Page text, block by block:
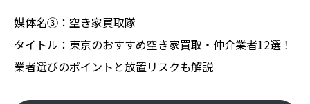
媒体名③：空き家買取隊
タイトル：東京のおすすめ空き家買取・仲介業者12選！
業者選びのポイントと放置リスクも解説